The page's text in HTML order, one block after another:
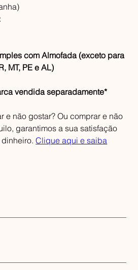
com Almofada (exceto para
MT, PE e AL)
vendida separadamente*
e não gostar? Ou comprar e não
garantimos a sua satisfação
dinheiro.Clique aqui e saiba